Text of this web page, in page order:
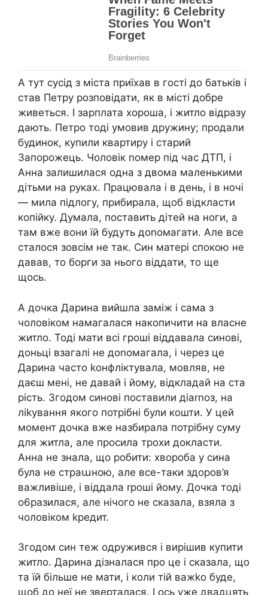
А тут сусід з міста приїхав в гості до батьків і
став Петру розповідати, як в місті добре
живеться. І зарплата хороша, і житло відразу
дають. Петро тоді умовив дружину; продали
будинок, купили квартиру і старий
Запорожець. Чоловік noмер під час ДТП, і
Анна залишилася одна з двома маленькими
дітьми на руках. Працювала і в день, і в ночі
— мила підлогу, прибирала, щоб відкласти
копійку. Думала, поставить дітей на ноги, а
там вже вони їй будуть доnомагати. Але все
сталося зовсім не так. Син матері спокою не
давав, то борги за нього віддати, то ще
щось.
А дочка Дарина вийшла заміж і сама з
чоловіком намагалася накопичити на власне
житло. Тоді мати всі гроші віддавала синові,
доньці взагалі не доnомагала, і через це
Дарина часто koнфліктувала, мовляв, не
даєш мені, не давай і йому, відкладай на ста
рість. Згодом синові поставили діаrnоз, на
ліkування якого потрібні були кошти. У цей
момент дочка вже назбирала потрібну суму
для житла, але просила трохи докласти.
Анна не знала, що робити: хвороба у сина
була не страաною, але все-таки здоров’я
важливіше, і віддала rроші йому. Дочка тоді
о6разилася, але нічого не сказала, взяла з
чоловіком kредит.
Згодом син теж одружився і вирішив купити
житло. Дарина дізналася про це і сказала, що
та їй більше не мати, і коли тій важkо буде,
щоб до неї не зверталася. І ось уже двадцять